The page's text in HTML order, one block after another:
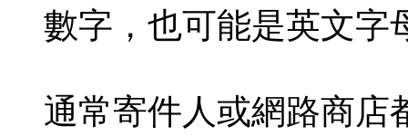
數字，也可能是英文字
通常寄件人或網路商店